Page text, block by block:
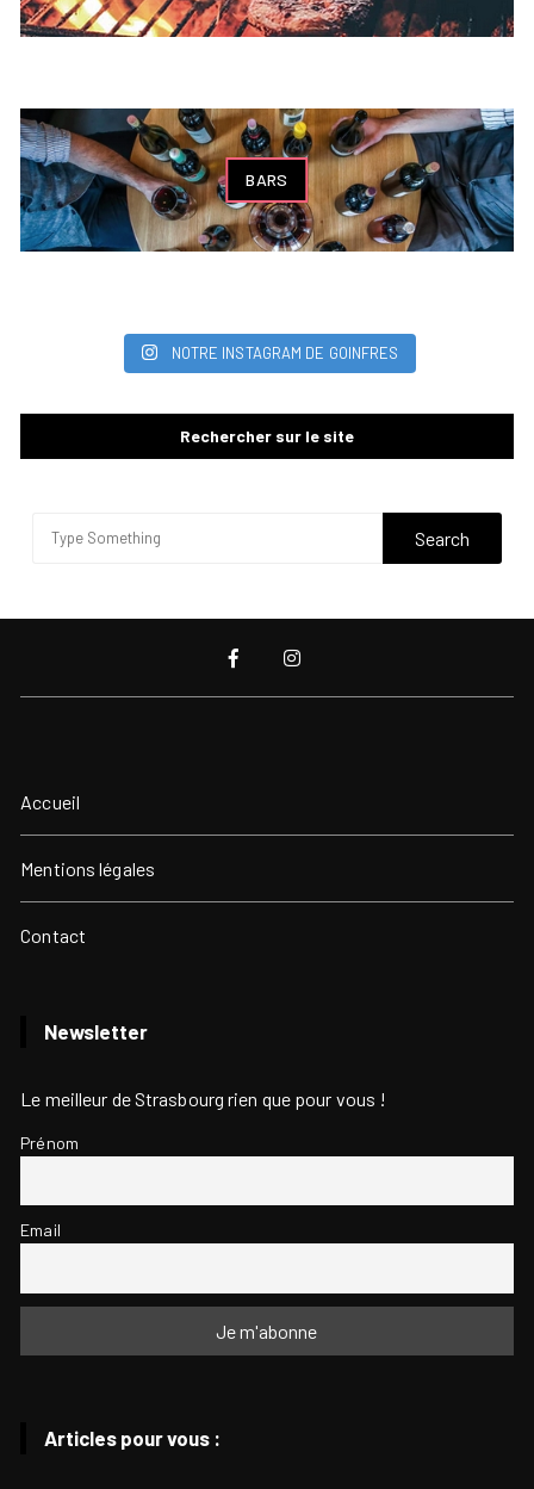
BARS
NOTRE INSTAGRAM DE GOINFRES
Rechercher sur le site
Accueil
Mentions légales
Contact
Newsletter
Le meilleur de Strasbourg rien que pour vous !
Prénom
Email
Articles pour vous :